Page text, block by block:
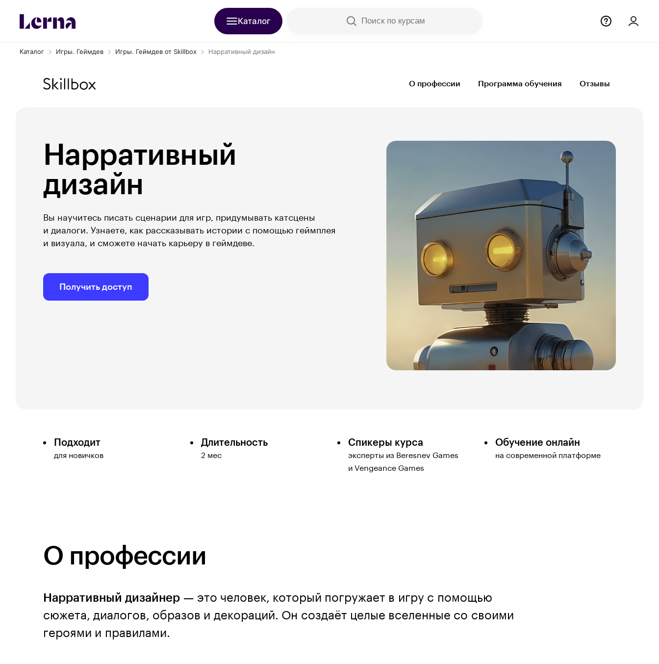
Каталог Поиск по курсам
Каталог Игры. Геймдев Игры. Геймдев от Skillbox Нарративный дизайн
О профессии Программа обучения Отзывы
Получить доступ
Нарративный
дизайн
Вы научитесь писать сценарии для игр, придумывать катсцены
и диалоги. Узнаете, как рассказывать истории с помощью геймплея
и визуала, и сможете начать карьеру в геймдеве.
Подходит
для новичков
Длительность
2 мес
Спикеры курса
эксперты из Beresnev Games
и Vengeance Games
Обучение онлайн
на современной платформе
О профессии
Нарративный дизайнер — это человек, который погружает в игру с помощью
сюжета, диалогов, образов и декораций. Он создаёт целые вселенные со своими
героями и правилами.